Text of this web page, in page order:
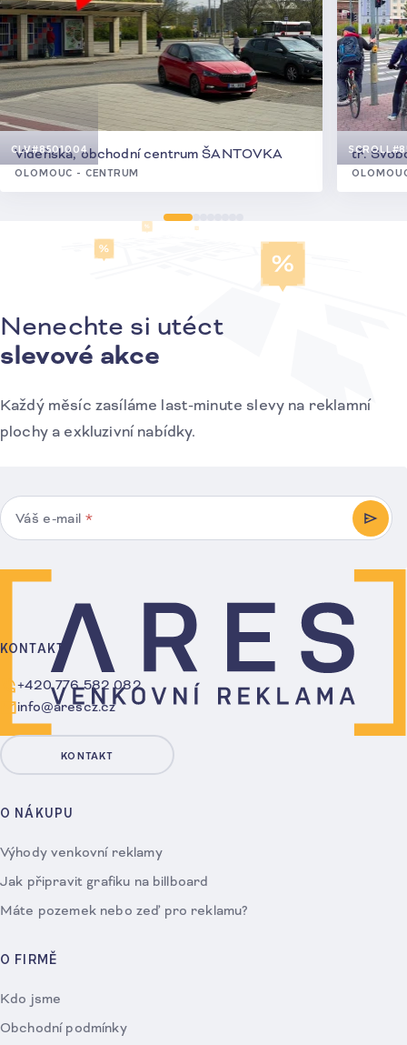
CLV#8501004
Vídeňská, obchodní centrum ŠANTOVKA
OLOMOUC - CENTRUM
SCROLL
tř.
Přihlášení k odběru novinek
Nenechte si utéct
slevové akce
Každý měsíc zasíláme last-minute slevy na reklamní
plochy a exkluzivní nabídky.
Váš e-mail *
O NÁKUPU
Výhody venkovní reklamy
Jak připravit grafiku na billboard
Máte pozemek nebo zeď pro reklamu?
O FIRMĚ
Kdo jsme
Obchodní podmínky
KONTAKT
+420 776 582 082
info@arescz.cz
KONTAKT